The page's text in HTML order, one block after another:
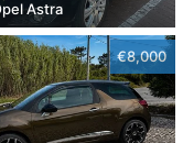
Astra
€8,000